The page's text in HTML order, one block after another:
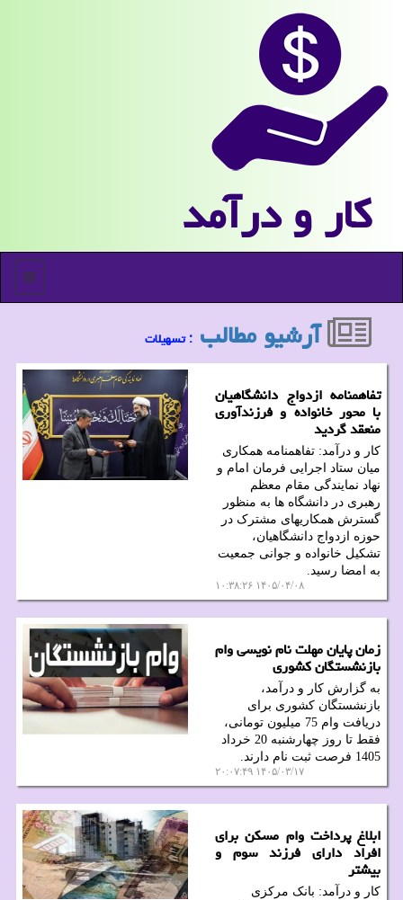
كار و درآمد
منو
آرشیو مطالب : تسهیلات
تفاهمنامه ازدواج دانشگاهیان
با محور خانواده و فرزندآوری
منعقد گردید
کار و درآمد: تفاهمنامه همکاری
میان ستاد اجرایی فرمان امام و
نهاد نمایندگی مقام معظم
رهبری در دانشگاه ها به منظور
گسترش همکاریهای مشترک در
حوزه ازدواج دانشگاهیان،
تشکیل خانواده و جوانی جمعیت
به امضا رسید.
۱۴۰۵/۰۴/۰۸ ۱۰:۳۸:۲۶
زمان پایان مهلت نام نویسی وام
بازنشستگان کشوری
به گزارش کار و درآمد،
بازنشستگان کشوری برای
دریافت وام 75 میلیون تومانی،
فقط تا روز چهارشنبه 20 خرداد
1405 فرصت ثبت نام دارند.
۱۴۰۵/۰۳/۱۷ ۲۰:۰۷:۴۹
ابلاغ پرداخت وام مسکن برای
افراد دارای فرزند سوم و
بیشتر
کار و درآمد: بانک مرکزی